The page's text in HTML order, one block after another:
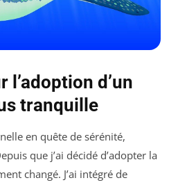
l’adoption d’un
tranquille
en quête de sérénité,
que j’ai décidé d’adopter la
changé. J’ai intégré de